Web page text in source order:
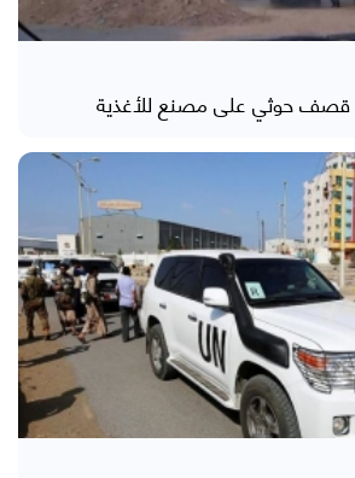
قصف حوثي على مصنع للأغذية